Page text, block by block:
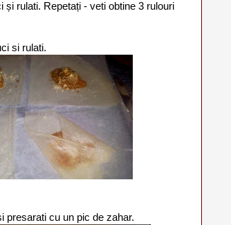
și rulati. Repetați - veti obtine 3 rulouri
si rulati.
presarati cu un pic de zahar.